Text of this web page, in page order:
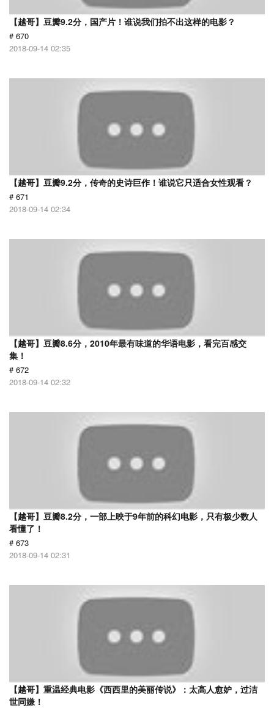
【越哥】豆瓣9.2分，国产片！谁说我们拍不出这样的电影？
# 670
2018-09-14 02:35
【越哥】豆瓣9.2分，传奇的史诗巨作！谁说它只适合女性观看？
# 671
2018-09-14 02:34
【越哥】豆瓣8.6分，2010年最有味道的华语电影，看完百感交
集！
# 672
2018-09-14 02:32
【越哥】豆瓣8.2分，一部上映于9年前的科幻电影，只有极少数人
看懂了！
# 673
2018-09-14 02:31
【越哥】重温经典电影《西西里的美丽传说》：太高人愈妒，过洁
世同嫌！